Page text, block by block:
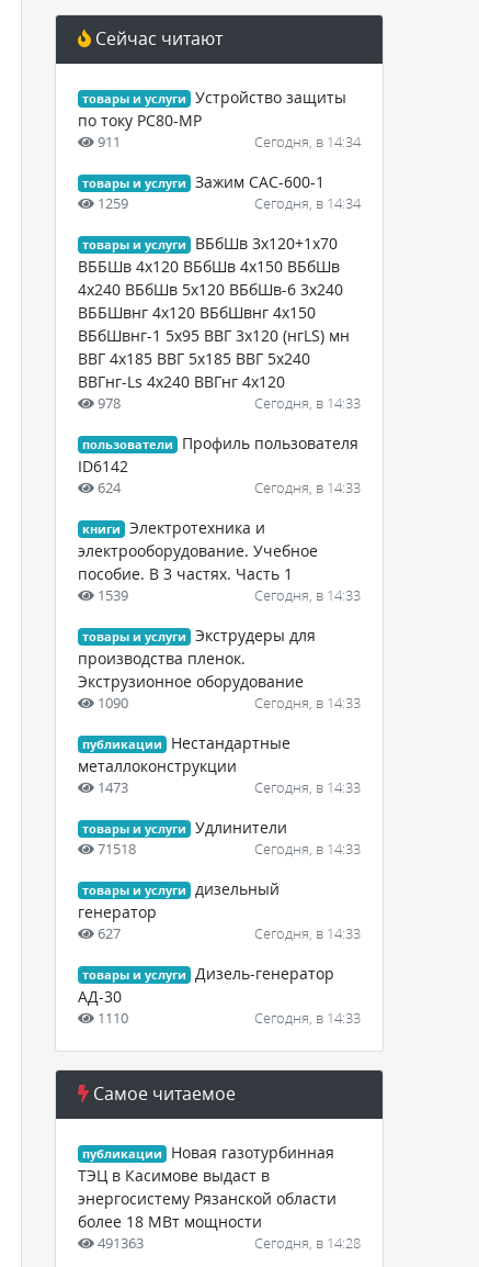
Сейчас читают
товары и услуги
Устройство защиты
по току РС80-МР
911 Сегодня, в 14:34
товары и услуги Зажим САС-600-1
1259 Сегодня, в 14:34
товары и услуги
ВБбШв 3х120+1х70
ВББШв 4х120 ВБбШв 4х150 ВБбШв
4х240 ВБбШв 5х120 ВБбШв-6 3х240
ВББШвнг 4х120 ВБбШвнг 4х150
ВБбШвнг-1 5х95 ВВГ 3х120 (нгLS) мн
ВВГ 4х185 ВВГ 5х185 ВВГ 5х240
ВВГнг-Ls 4х240 ВВГнг 4х120
978 Сегодня, в 14:33
пользователи
Профиль пользователя
ID6142
624 Сегодня, в 14:33
книги
Электротехника и
электрооборудование. Учебное
пособие. В 3 частях. Часть 1
1539 Сегодня, в 14:33
товары и услуги
Экструдеры для
производства пленок.
Экструзионное оборудование
1090 Сегодня, в 14:33
публикации
Нестандартные
металлоконструкции
1473 Сегодня, в 14:33
товары и услуги Удлинители
71518 Сегодня, в 14:33
товары и услуги
дизельный
генератор
627 Сегодня, в 14:33
товары и услуги
Дизель-генератор
АД-30
1110 Сегодня, в 14:33
Самое читаемое
публикации
Новая газотурбинная
ТЭЦ в Касимове выдаст в
энергосистему Рязанской области
более 18 МВт мощности
491363 Сегодня, в 14:28